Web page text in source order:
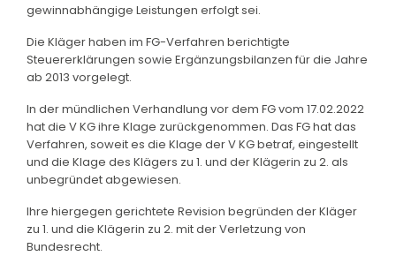
gewinnabhängige Leistungen erfolgt sei.
Die Kläger haben im FG-Verfahren berichtigte
Steuererklärungen sowie Ergänzungsbilanzen für die Jahre
ab 2013 vorgelegt.
In der mündlichen Verhandlung vor dem FG vom 17.02.2022
hat die V KG ihre Klage zurückgenommen. Das FG hat das
Verfahren, soweit es die Klage der V KG betraf, eingestellt
und die Klage des Klägers zu 1. und der Klägerin zu 2. als
unbegründet abgewiesen.
Ihre hiergegen gerichtete Revision begründen der Kläger
zu 1. und die Klägerin zu 2. mit der Verletzung von
Bundesrecht.